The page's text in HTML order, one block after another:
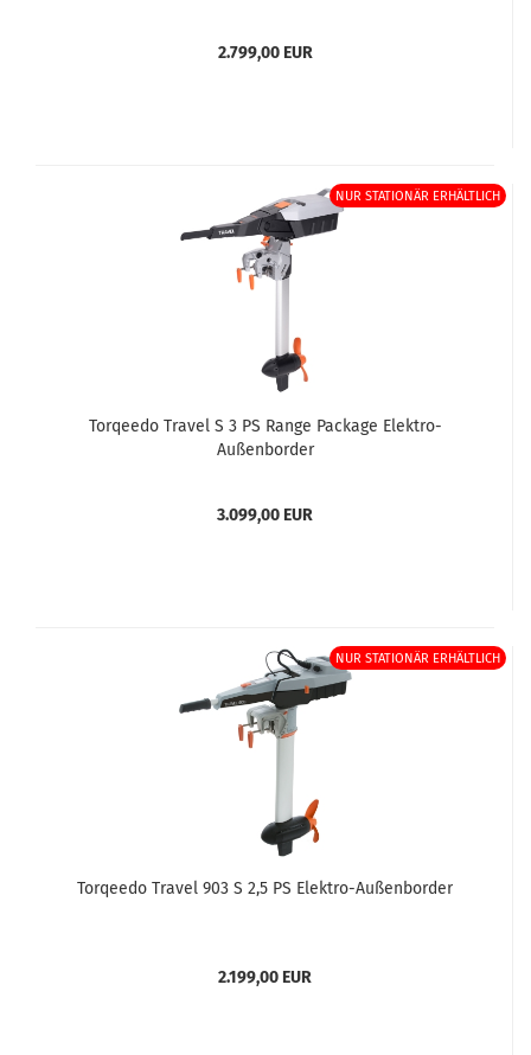
2.799,00 EUR
NUR STATIONÄR ERHÄLTLICH
Torqeedo Travel S 3 PS Range Package Elektro-
Außenborder
3.099,00 EUR
NUR STATIONÄR ERHÄLTLICH
Torqeedo Travel 903 S 2,5 PS Elektro-Außenborder
2.199,00 EUR